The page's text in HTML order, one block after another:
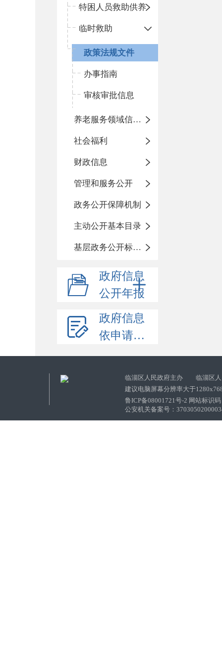
特困人员救助供养
临时救助
政策法规文件
办事指南
审核审批信息
养老服务领域信息公开专栏
社会福利
财政信息
管理和服务公开
政务公开保障机制
主动公开基本目录
基层政务公开标准化目录
政府信息
公开年报
政府信息
依申请公开
临淄区人民政府主办 临淄区人
建议电脑屏幕分辨率大于
鲁ICP备08001721号-2 网站标识
公安机关备案号：